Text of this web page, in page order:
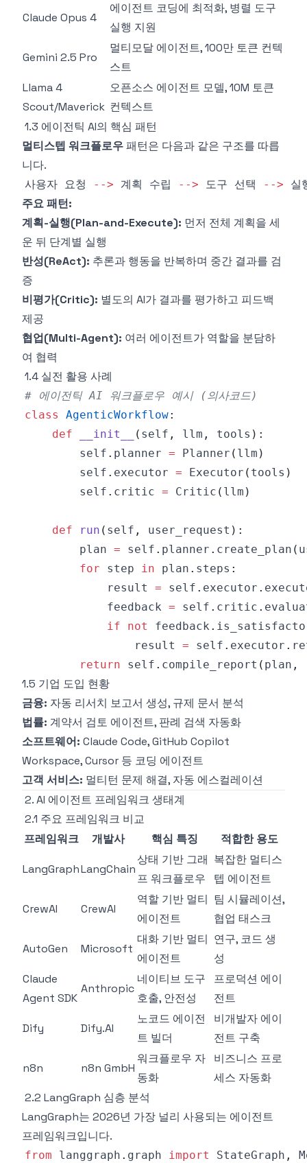
Claude Opus 4
에이전트 코딩에 최적화, 병렬 도구
실행 지원
Gemini 2.5 Pro
멀티모달 에이전트, 100만 토큰 컨텍
스트
Llama 4
Scout/Maverick
오픈소스 에이전트 모델, 10M 토큰
컨텍스트
1.3 에이전틱 AI의 핵심 패턴
멀티스텝 워크플로우패턴은 다음과 같은 구조를 따릅
니다.
사용자 요청 --> 계획 수립 --> 도구 선택 -->
주요 패턴:
계획-실행(Plan-and-Execute): 먼저 전체 계획을 세
운 뒤 단계별 실행
반성(ReAct): 추론과 행동을 반복하며 중간 결과를 검
증
비평가(Critic): 별도의 AI가 결과를 평가하고 피드백
제공
협업(Multi-Agent): 여러 에이전트가 역할을 분담하
여 협력
1.4 실전 활용 사례
# 에이전틱 AI 워크플로우 예시 (의사코드)
class
AgenticWorkflow:
def
__init__ ( self , llm , tools ) :
        self
. planner = Planner ( llm )
        self
. executor = Executor ( tools )
        self
. critic = Critic ( llm )
def run ( self , user_request ) :
        plan
= self . planner . create_plan (
for step in plan . steps :
            result
= self . executor .
            feedback
= self . critic .
if
not feedback .
                result
= self . executor .
return self . compile_report ( plan ,
1.5 기업 도입 현황
금융: 자동 리서치 보고서 생성, 규제 문서 분석
법률: 계약서 검토 에이전트, 판례 검색 자동화
소프트웨어: Claude Code, GitHub Copilot
Workspace, Cursor 등 코딩 에이전트
고객 서비스: 멀티턴 문제 해결, 자동 에스컬레이션
2. AI 에이전트 프레임워크 생태계
2.1 주요 프레임워크 비교
프레임워크
개발사 핵심 특징 적합한 용도
LangGraphLangChain
상태 기반 그래
프 워크플로우
복잡한 멀티스
텝 에이전트
CrewAI CrewAI
역할 기반 멀티
에이전트
팀 시뮬레이션,
협업 태스크
AutoGen Microsoft
대화 기반 멀티
에이전트
연구, 코드 생
성
Claude
Agent SDK
Anthropic
네이티브 도구
호출, 안전성
프로덕션 에이
전트
Dify Dify.AI
노코드 에이전
트 빌더
비개발자 에이
전트 구축
n8n n8n GmbH
워크플로우 자
동화
비즈니스 프로
세스 자동화
2.2 LangGraph 심층 분석
LangGraph는 2026년 가장 널리 사용되는 에이전트
프레임워크입니다.
from langgraph . graph import StateGraph ,